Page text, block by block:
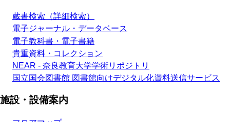
蔵書検索（詳細検索）
電子ジャーナル・データベース
電子教科書・電子書籍
貴重資料・コレクション
NEAR - 奈良教育大学学術リポジトリ
国立国会図書館 図書館向けデジタル化資料送信サービス
施設・設備案内